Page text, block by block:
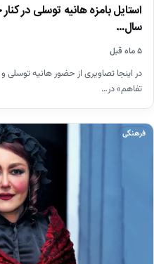
استایل بامزه هانیه توسلی در
سال…
۵ ماه قبل
در اینجا تصاویری از حضور هانیه توسلی
تفاهم» در…
فرهنگی